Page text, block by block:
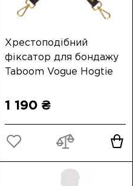
Хрестоподібний
фіксатор для бондажу
Taboom Vogue Hogtie
1 190 ₴